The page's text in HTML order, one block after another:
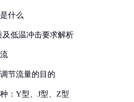
什么
及低温冲击要求解析
节流量的目的
：Y型、J型、Z型